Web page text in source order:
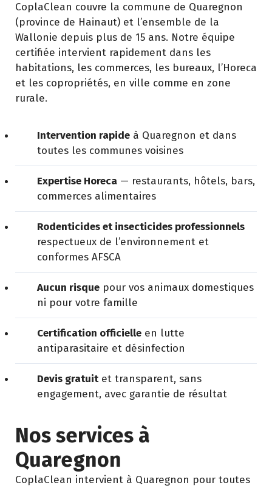
CoplaClean couvre la commune de Quaregnon
(province de Hainaut) et l’ensemble de la
Wallonie depuis plus de 15 ans. Notre équipe
certifiée intervient rapidement dans les
habitations, les commerces, les bureaux, l’Horeca
et les copropriétés, en ville comme en zone
rurale.
Intervention rapide à Quaregnon et dans
toutes les communes voisines
Expertise Horeca — restaurants, hôtels, bars,
commerces alimentaires
Rodenticides et insecticides professionnels
respectueux de l’environnement et
conformes AFSCA
Aucun risque pour vos animaux domestiques
ni pour votre famille
Certification officielle en lutte
antiparasitaire et désinfection
Devis gratuitet transparent, sans
engagement, avec garantie de résultat
Nos services à
Quaregnon
CoplaClean intervient à Quaregnon pour toutes